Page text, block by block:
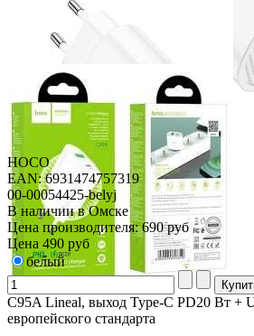
HOCO
EAN: 6931474757319
00-00054425-belyj
В наличии в Омске
Цена производителя:690 руб
Цена 490 руб
белый
C95A Lineal, выход Type-C PD20 Вт +
европейского стандарта